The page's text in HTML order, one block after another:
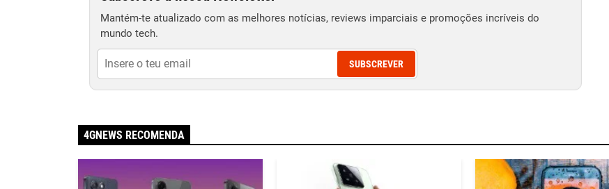
Mantém-te atualizado com as melhores notícias, reviews imparciais e promoções incríveis do
mundo tech.
SUBSCREVER
4GNEWS RECOMENDA